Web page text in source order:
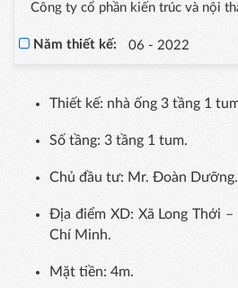
Công ty cổ phần kiến trúc và nội
Năm thiết kế: 06 - 2022
Thiết kế: nhà ống 3 tầng 1
Số tầng: 3 tầng 1 tum.
Chủ đầu tư: Mr. Đoàn Dưỡng.
Địa điểm XD: Xã Long Thới –
Chí Minh.
Mặt tiền: 4m.